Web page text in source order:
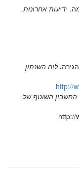
ידיעות אחרונות.
.לוח השנתון
http://
החשבון השוטף של
http://